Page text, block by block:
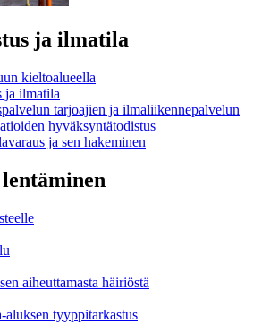
ja ilmatila
kieltoalueella
ja ilmatila
tarjoajien ja ilmaliikennepalvelun
hyväksyntätodistus
ja sen hakeminen
aiheuttamasta häiriöstä
tyyppitarkastus